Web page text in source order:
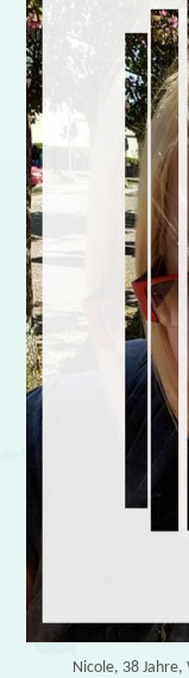
Nicole, 38